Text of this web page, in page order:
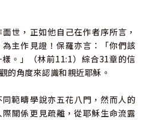
面世，正如他自己在作者序所言，
主作見證！保羅亦言：「你們該
。」（林前11:1）綜合31章的信
的角度來認識和親近耶穌。
範疇學說亦五花八門，然而人的
關係更見疏離，從耶穌生命流露